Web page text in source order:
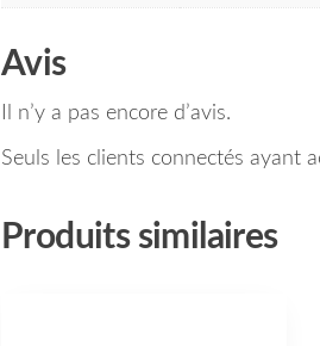
Avis
Il n’y a pas encore d’avis.
Seuls les clients connectés ayant
Produits similaires